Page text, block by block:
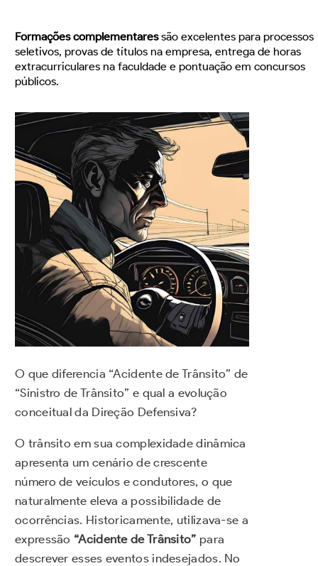
Formações complementaressão excelentes para processos
seletivos, provas de títulos na empresa, entrega de horas
extracurriculares na faculdade e pontuação em concursos
públicos.
O que diferencia “Acidente de Trânsito” de
“Sinistro de Trânsito” e qual a evolução
conceitual da Direção Defensiva?
O trânsito em sua complexidade dinâmica
apresenta um cenário de crescente
número de veículos e condutores, o que
naturalmente eleva a possibilidade de
ocorrências. Historicamente, utilizava-se a
expressão“Acidente de Trânsito” para
descrever esses eventos indesejados. No